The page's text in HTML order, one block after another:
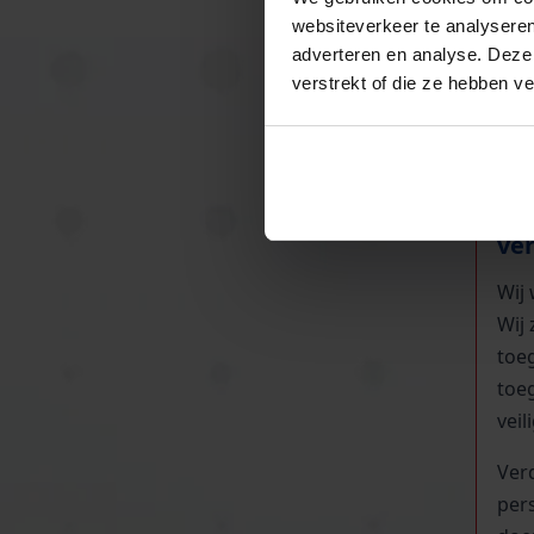
websiteverkeer te
adverteren en analyse.
verstrekt of die ze hebben
In
Wij
Wij